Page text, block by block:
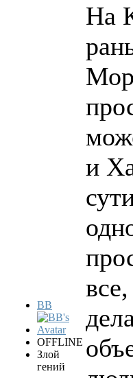
BB
OFFLINE
Злой
гений
На
и